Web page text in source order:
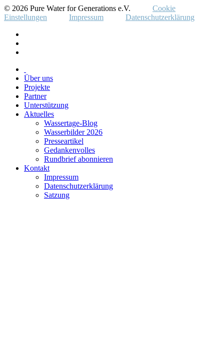
© 2026 Pure Water for Generations e.V.
Cookie
Einstellungen
Impressum Datenschutzerklärung
Über uns
Projekte
Partner
Unterstützung
Aktuelles
Wassertage-Blog
Wasserbilder 2026
Presseartikel
Gedankenvolles
Rundbrief abonnieren
Kontakt
Impressum
Datenschutzerklärung
Satzung